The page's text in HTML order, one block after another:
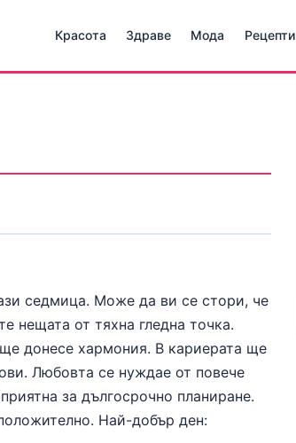
Красота Здраве Мода Рецепти
седмица. Може да ви се стори, че
нещата от тяхна гледна точка.
донесе хармония. В кариерата ще
Любовта се нуждае от повече
за дългосрочно планиране.
Най-добър ден: